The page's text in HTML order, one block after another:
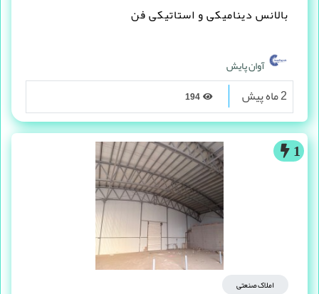
بالانس دینامیکی و استاتیکی فن
آوان پایش
2 ماه پیش
1
املاک صنعتی